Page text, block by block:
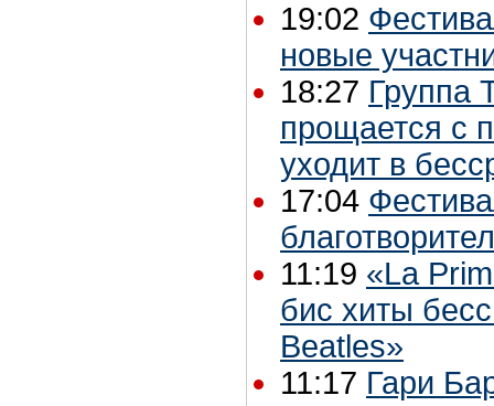
19:02
новые
18:27 Группа
прощается с
уходит в
17:04
11:19 «La
бис хиты
Beatles»
11:17 Гари